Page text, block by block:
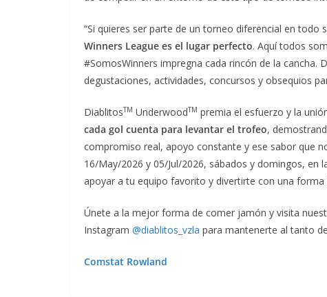
“Si quieres ser parte de un torneo diferencial en
Winners League es el lugar perfecto. Aquí todos
#SomosWinners impregna cada rincón de la cancha.
degustaciones, actividades, concursos y obsequios
DiablitosTM UnderwoodTM premia el esfuerzo y la
cada gol cuenta para levantar el trofeo,
compromiso real, apoyo constante y ese sabor que
16/May/2026 y 05/Jul/2026, sábados y domingos, en
apoyar a tu equipo favorito y divertirte con una
Únete a la mejor forma de comer jamón y visita
Instagram @diablitos_vzla para mantenerte al tanto
Comstat Rowland